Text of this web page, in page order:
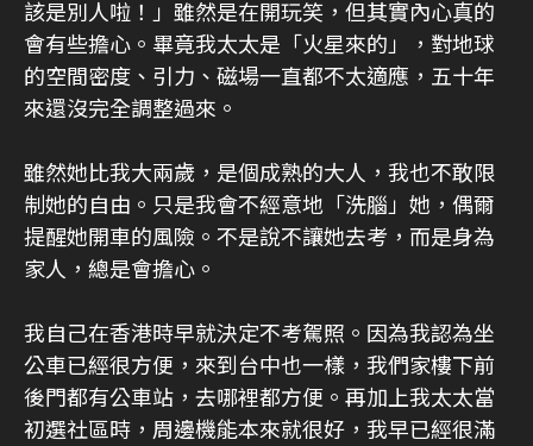
該是別人啦！」雖然是在開玩笑，但其實內心真的
會有些擔心。畢竟我太太是「火星來的」，對地球
的空間密度、引力、磁場一直都不太適應，五十年
來還沒完全調整過來。
雖然她比我大兩歲，是個成熟的大人，我也不敢限
制她的自由。只是我會不經意地「洗腦」她，偶爾
提醒她開車的風險。不是說不讓她去考，而是身為
家人，總是會擔心。
我自己在香港時早就決定不考駕照。因為我認為坐
公車已經很方便，來到台中也一樣，我們家樓下前
後門都有公車站，去哪裡都方便。再加上我太太當
初選社區時，周邊機能本來就很好，我早已經很滿